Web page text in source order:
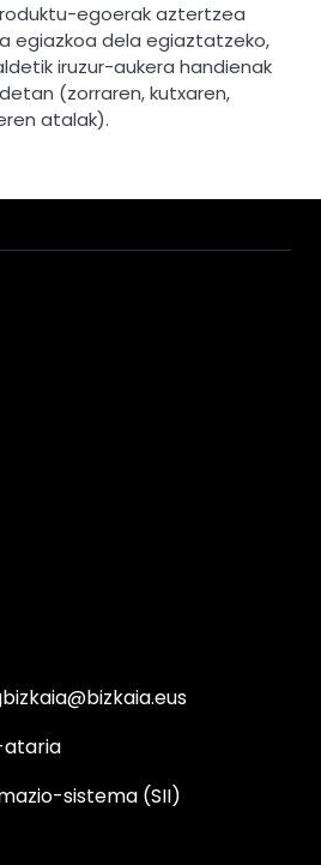
egoerak aztertzea
egiazkoa dela egiaztatzeko,
iruzur-aukera handienak
(zorraren, kutxaren,
atalak).
sistema (SII)